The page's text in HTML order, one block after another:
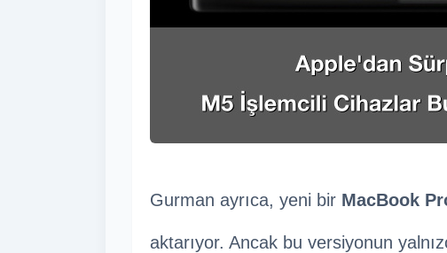
Gurman ayrıca, yeni bir MacBook
aktarıyor. Ancak bu versiyonun